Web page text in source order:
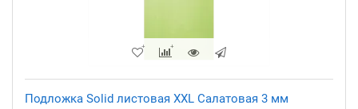
Подложка Solid листовая XXL Салатовая 3 мм